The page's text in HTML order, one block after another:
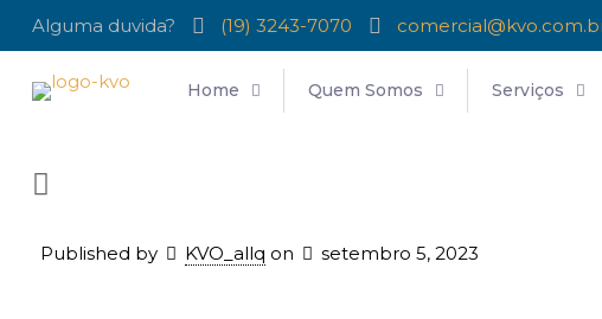
Alguma duvida? (19) 3243-7070
Home Quem Somos Serviços
Published by KVO_allq on setembro 5, 2023